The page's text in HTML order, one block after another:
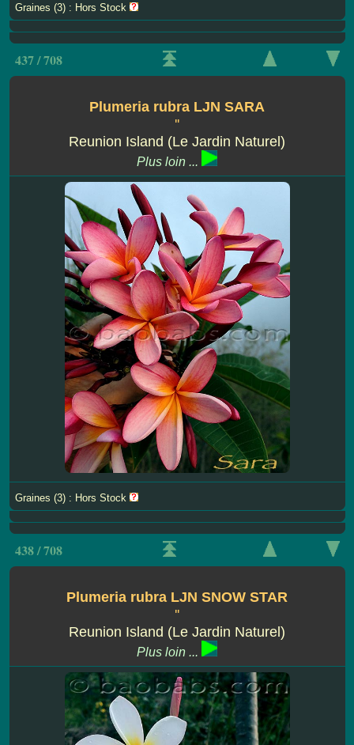
Graines (3) : Hors Stock
437 / 708
Plumeria rubra LJN SARA
''
Reunion Island (Le Jardin Naturel)
Plus loin ...
Graines (3) : Hors Stock
438 / 708
Plumeria rubra LJN SNOW STAR
''
Reunion Island (Le Jardin Naturel)
Plus loin ...